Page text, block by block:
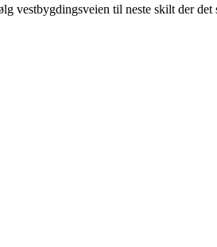
vestbygdingsveien til neste skilt der det